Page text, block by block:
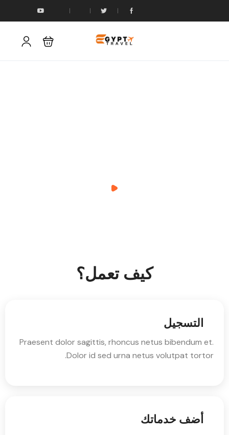
كيف تعمل؟
التسجيل
Praesent dolor sagittis, rhoncus netus bibendum et.
Dolor id sed urna netus volutpat tortor.
أضف خدماتك